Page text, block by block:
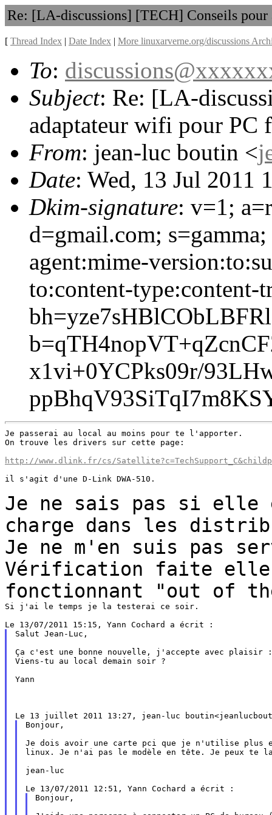
Re: [LA-discussions] [TECH] Conseils
[ Thread Index | Date Index | More linuxarverne.org/discussions
To:
Subject: Re: [LA-
adaptateur wifi pour PC
From: jean-luc boutin <
Date: Wed, 13 Jul 2011
Dkim-signature: v=1;
d=gmail.com;
agent:mime-
to:content-type:content-
x1vi+0YCPks09r/
Je passerai au local au moins pour te l'apporter.
On trouve les drivers sur cette page:
http://www.dlink.fr/cs/
il s'agit d'une D-Link DWA-510.
Je ne sais pas si elle
charge dans les
Je ne m'en suis pas
Vérification faite elle
fonctionnant "out of
Si j'ai le temps je la testerai ce soir.
Salut Jean-Luc,
Ça c'est une bonne nouvelle, j'accepte avec plaisir
Viens-tu au local demain soir ?
Yann
Bonjour,
Je dois avoir une carte pci que je n'utilise plus
linux. Je n'ai pas le modèle en tête. Je peux te
jean-luc
Bonjour,